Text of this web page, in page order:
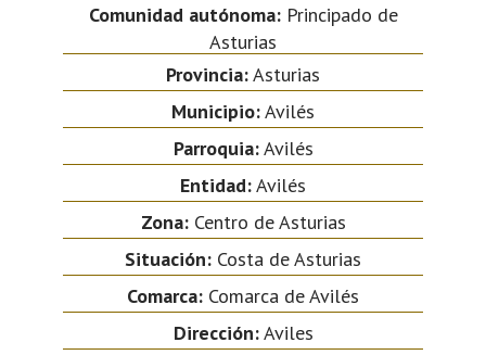
Comunidad autónoma:Principado de
Asturias
Provincia:Asturias
Municipio:Avilés
Parroquia:Avilés
Entidad:Avilés
Zona:Centro de Asturias
Situación: Costa de Asturias
Comarca: Comarca de Avilés
Dirección:Aviles